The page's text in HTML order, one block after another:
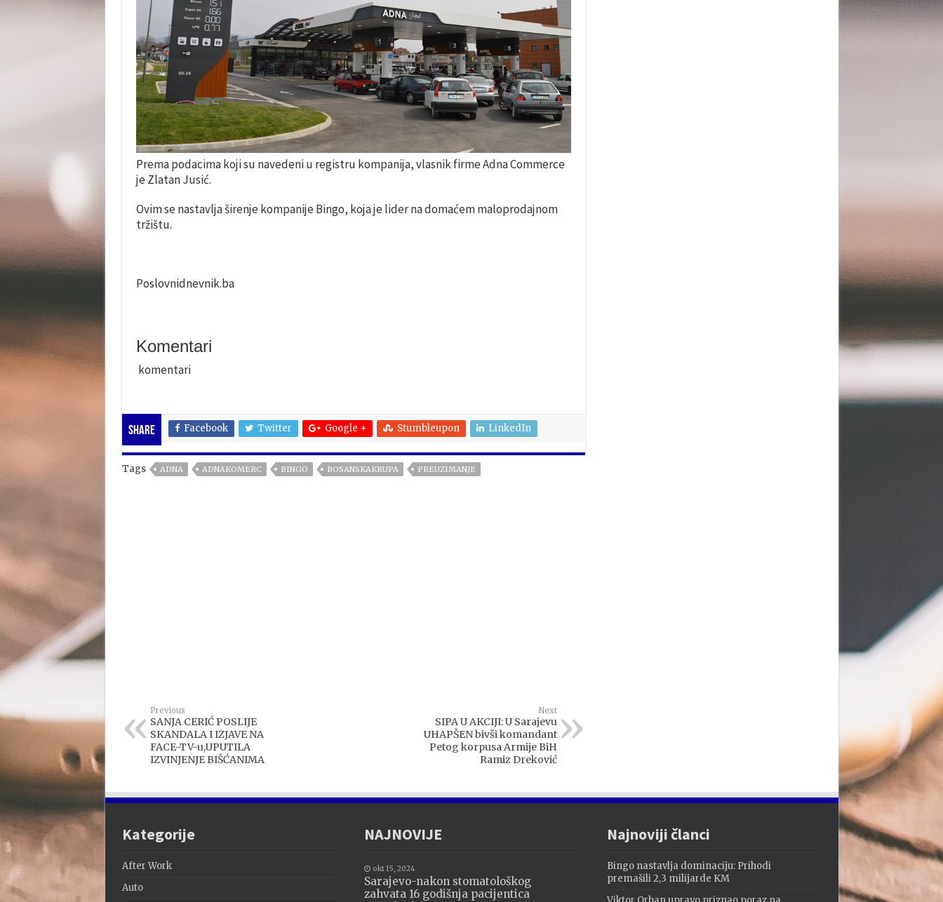
Prema podacima koji su navedeni u registru kompanija, vlasnik firme Adna Commerce
je Zlatan Jusić.
Ovim se nastavlja širenje kompanije Bingo, koja je lider na domaćem maloprodajnom
tržištu.
Poslovnidnevnik.ba
Komentari
komentari
Share Facebook Twitter Google + Stumbleupon LinkedIn
Tags ADNA ADNAKOMERC BINGO BOSANSKAKRUPA PREUZIMANJE
Previous
SANJA CERIĆ POSLIJE
SKANDALA I IZJAVE NA
FACE-TV-u,UPUTILA
IZVINJENJE BIŠĆANIMA
Next
SIPA U AKCIJI: U Sarajevu
UHAPŠEN bivši komandant
Petog korpusa Armije BiH
Ramiz Dreković
Kategorije
After Work
Auto
NAJNOVIJE
okt 15, 2024
Sarajevo-nakon stomatološkog
zahvata 16 godišnja pacijentica
Najnoviji članci
Bingo nastavlja dominaciju: Prihodi
premašili 2,3 milijarde KM